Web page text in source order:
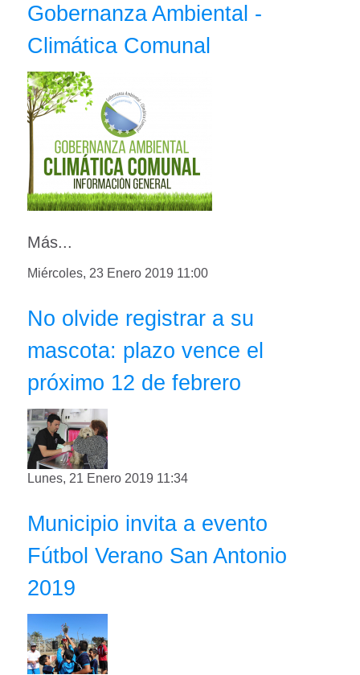
Gobernanza Ambiental -
Climática Comunal
Más...
Miércoles, 23 Enero 2019 11:00
No olvide registrar a su
mascota: plazo vence el
próximo 12 de febrero
Lunes, 21 Enero 2019 11:34
Municipio invita a evento
Fútbol Verano San Antonio
2019